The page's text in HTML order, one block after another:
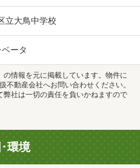
立大鳥中学校
ータ
の情報を元に掲載しています。物件に
不動産会社へお問い合わせください。
社は一切の責任を負いかねますので
環境